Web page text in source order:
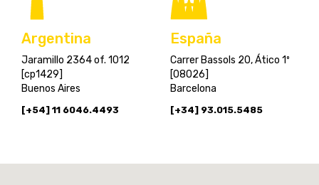
Argentina
Jaramillo 2364 of. 1012
[cp1429]
Buenos Aires
[+54] 11 6046.4493
España
Carrer Bassols 20, Ático 1º
[08026]
Barcelona
[+34] 93.015.5485